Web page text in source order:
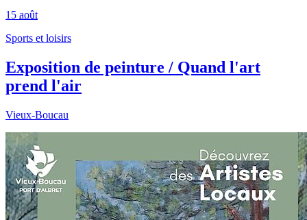
15 août
Sports et loisirs
Exposition de peinture / Quand l'art
prend l'air
Vieux-Boucau